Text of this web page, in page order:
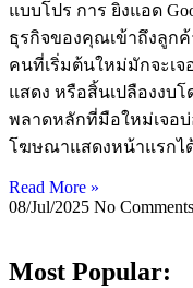
แบบโปร การ ยิงแอด
ธุรกิจของคุณเข้าถึงลูก
คนที่เริ่มต้นใหม่มักจะเ
แสดง หรือสิ้นเปลืองงบ
พลาดหลักที่มือใหม่เจอ
โฆษณาแสดงหน้าแรกได้
Read More »
08/Jul/2025 No Comments
Most Popular: